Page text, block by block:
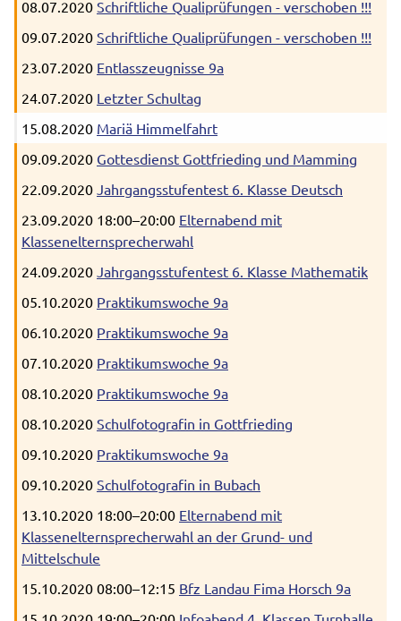
08.07.2020 Schriftliche Qualiprüfungen - verschoben !!!
09.07.2020 Schriftliche Qualiprüfungen - verschoben !!!
23.07.2020 Entlasszeugnisse 9a
24.07.2020 Letzter Schultag
15.08.2020 Mariä Himmelfahrt
09.09.2020 Gottesdienst Gottfrieding und Mamming
22.09.2020 Jahrgangsstufentest 6. Klasse Deutsch
23.09.2020 18:00–20:00 Elternabend mit
Klassenelternsprecherwahl
24.09.2020 Jahrgangsstufentest 6. Klasse Mathematik
05.10.2020 Praktikumswoche 9a
06.10.2020 Praktikumswoche 9a
07.10.2020 Praktikumswoche 9a
08.10.2020 Praktikumswoche 9a
08.10.2020 Schulfotografin in Gottfrieding
09.10.2020 Praktikumswoche 9a
09.10.2020 Schulfotografin in Bubach
13.10.2020 18:00–20:00 Elternabend mit
Klassenelternsprecherwahl an der Grund- und
Mittelschule
15.10.2020 08:00–12:15 Bfz Landau Fima Horsch 9a